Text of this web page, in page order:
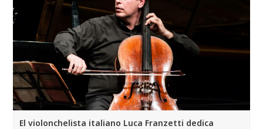
El violonchelista italiano Luca Franzetti dedica